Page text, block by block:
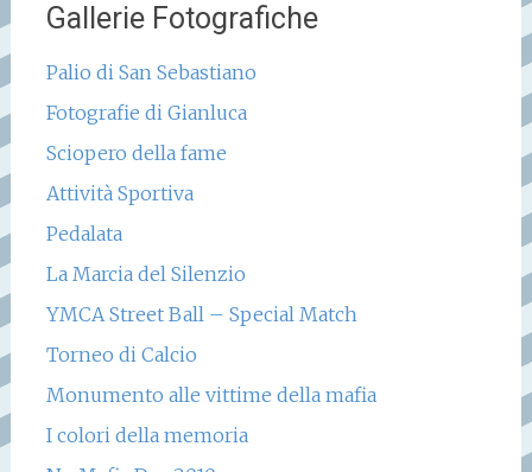
Gallerie Fotografiche
Palio di San Sebastiano
Fotografie di Gianluca
Sciopero della fame
Attività Sportiva
Pedalata
La Marcia del Silenzio
YMCA Street Ball – Special Match
Torneo di Calcio
Monumento alle vittime della mafia
I colori della memoria